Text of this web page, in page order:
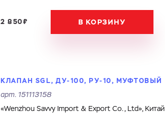
2 850₽ В КОРЗИНУ
КЛАПАН SGL, ДУ-100, РУ-10, МУФТОВЫЙ
арт. 151113158
«Wenzhou Savvy Import & Export Co., Ltd», Китай